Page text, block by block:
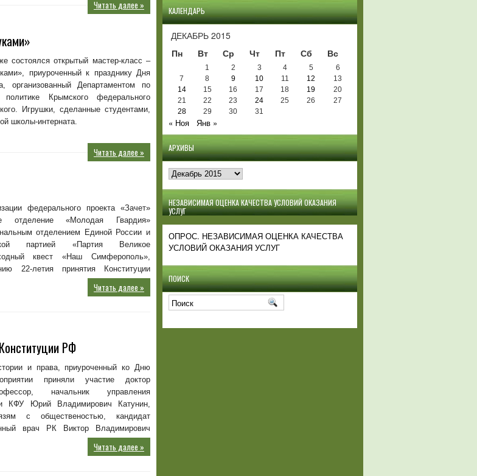
Читать далее »
состоялся открытый мастер-класс –
приуроченный к празднику Дня
организованный Департаментом по
Крымского федерального
Игрушки, сделанные студентами,
школы-интерната.
Читать далее »
федерального проекта «Зачет»
отделение «Молодая Гвардия»
отделением Единой России и
партией «Партия Великое
квест «Наш Симферополь»,
22-летия принятия Конституции
Читать далее »
РФ
и права, приуроченный ко Дню
приняли участие доктор
начальник управления
КФУ Юрий Владимирович Катунин,
с общественостью, кандидат
врач РК Виктор Владимирович
Читать далее »
КАЛЕНДАРЬ
ДЕКАБРЬ 2015
Пн
Вт Ср Чт Пт Сб Вс
1 2 3 4 5
6
7
8 9 10 11 12
13
14
15 16 17 18 19
20
21
22 23 24 25 26
27
28
29 30 31
« Ноя Янв »
АРХИВЫ
Архивы
НЕЗАВИСИМАЯ ОЦЕНКА КАЧЕСТВА УСЛОВИЙ ОКАЗАНИЯ
УСЛУГ
ОПРОС. НЕЗАВИСИМАЯ ОЦЕНКА КАЧЕСТВА
УСЛОВИЙ ОКАЗАНИЯ УСЛУГ
ПОИСК